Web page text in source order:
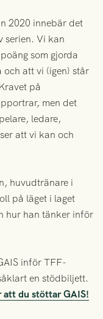
2020 innebär det
serien. Vi kan
som gjorda
att vi (igen) står
på
men det
ledare,
att vi kan och
huvudtränare i
på läget i laget
hur han tänker inför
inför TFF-
en stödbiljett.
att du stöttar GAIS!